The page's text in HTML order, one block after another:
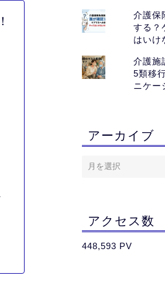
介護保
する？
はいけ
介護施
5類移
ニケー
アーカイブ
アクセス数
448,593 PV